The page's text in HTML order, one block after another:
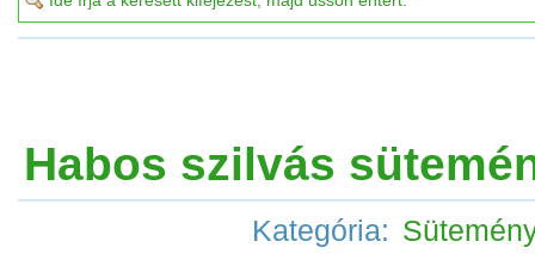
Habos szilvás
Kategória: